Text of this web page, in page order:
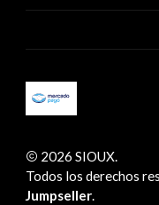
2026 SIOUX.
Todos los derechos
Jumpseller.